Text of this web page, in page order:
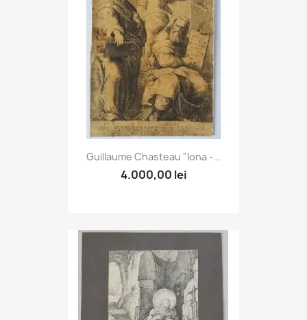
Guillaume Chasteau "Iona -...
4.000,00 lei